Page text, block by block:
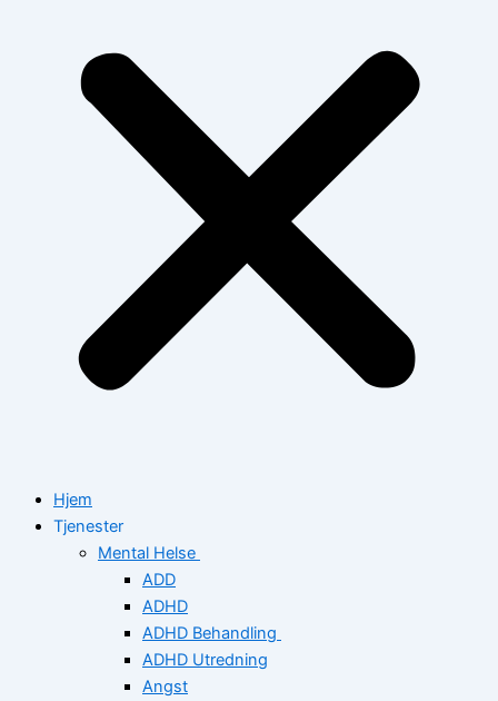
Hjem
Tjenester
Mental Helse
ADD
ADHD
ADHD Behandling
ADHD Utredning
Angst